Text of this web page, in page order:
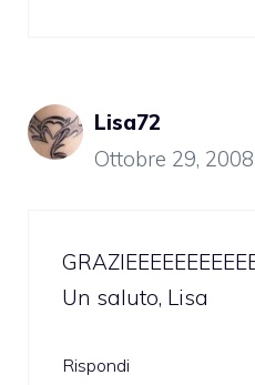
Lisa72
Ottobre 29,
Un saluto, Lisa
Rispondi